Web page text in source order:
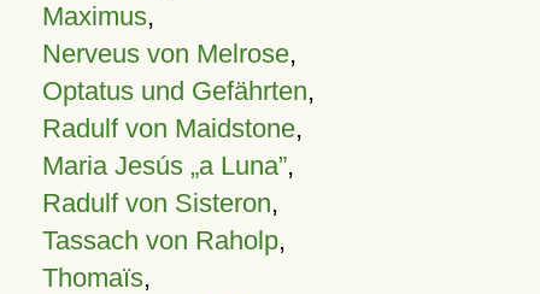
Maximus,
Nerveus von Melrose,
Optatus und Gefährten,
Radulf von Maidstone,
Maria Jesús „a Luna”,
Radulf von Sisteron,
Tassach von Raholp,
Thomaïs,